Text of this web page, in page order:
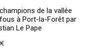
de la vallée
à Port-la-Forêt par
Le Pape
€